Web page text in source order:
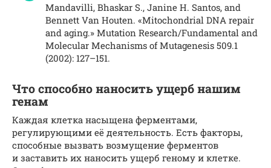
Mandavilli, Bhaskar S., Janine H. Santos, and
Bennett Van Houten. «Mitochondrial DNA repair
and aging.» Mutation Research/Fundamental and
Molecular Mechanisms of Mutagenesis 509.1
(2002): 127–151.
Что способно наносить ущерб нашим
генам
Каждая клетка насыщена ферментами,
регулирующими её деятельность. Есть факторы,
способные вызвать возмущение ферментов
и заставить их наносить ущерб геному и клетке.